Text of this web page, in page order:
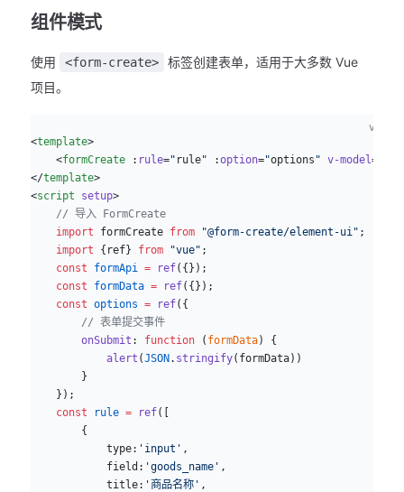
组件模式
使用 <form-create>
标签创建表单，适用于大多数 Vue
项目。
vue
<template>
    <
formCreate : rule=" rule" :option="options " v-model =
</template>
<script setup>
    // 导入 FormCreate
    import
formCreate from "@form-create/element-ui" ;
    import
{ref} from "vue" ;
    const
formApi = ref({});
    const
formData = ref({});
    const
options = ref({
        // 表单提交事件
        onSubmit
: function ( formData) {
            alert
(JSON. stringify(formData))
        }
    });
    const
rule = ref([
        {
            type:
'input' ,
            field:
'goods_name' ,
            title:
'商品名称' ,